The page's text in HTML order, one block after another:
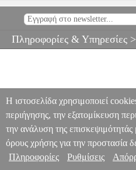
MSC.002923 MSC.002923
0
Πληροφορίες & Υπηρεσίες >
Η ιστοσελίδα χρησιμοποιεί
περιήγησης, την εξατομίκευση
την ανάλυση της
όρους χρήσης για την προστασία
Πληροφορίες
Ρυθμίσεις